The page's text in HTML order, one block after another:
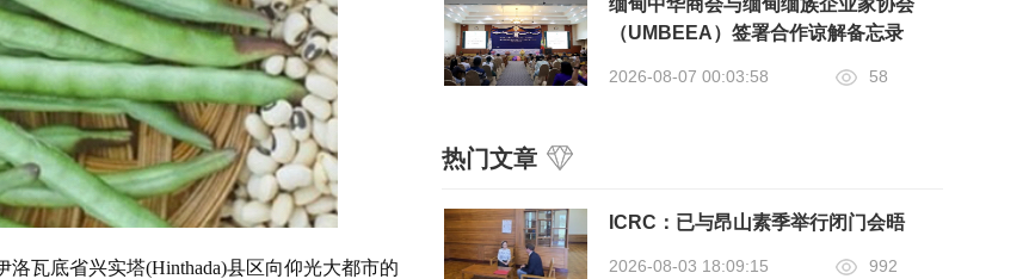
瓦底省兴实塔(Hinthada)县区向仰光大都市的
（UMBEEA）签署合作谅解备忘录
2026-08-07 00:03:58 58
热门文章
ICRC：已与昂山素季举行闭门会晤
2026-08-03 18:09:15 992